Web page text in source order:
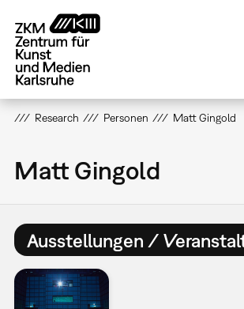
zum
Inhalt
Research Personen Matt Gingold
Matt Gingold
Ausstellungen /